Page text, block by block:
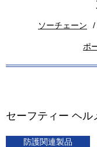
ソーチェーン
ポ
セーフティー ヘル
防護関連製品